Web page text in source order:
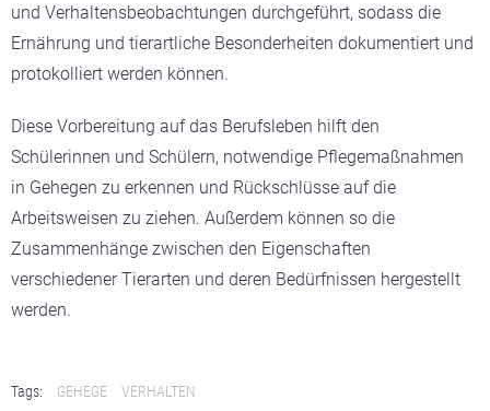
und Verhaltensbeobachtungen durchgeführt, sodass die
Ernährung und tierartliche Besonderheiten dokumentiert und
protokolliert werden können.
Diese Vorbereitung auf das Berufsleben hilft den
Schülerinnen und Schülern, notwendige Pflegemaßnahmen
in Gehegen zu erkennen und Rückschlüsse auf die
Arbeitsweisen zu ziehen. Außerdem können so die
Zusammenhänge zwischen den Eigenschaften
verschiedener Tierarten und deren Bedürfnissen hergestellt
werden.
Tags: GEHEGE VERHALTEN